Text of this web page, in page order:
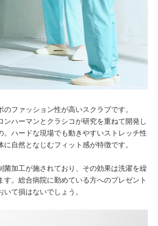
のファッション性が高いスクラブです。
ンハーマンとクラシコが研究を重ねて開発し
。ハードな現場でも動きやすいストレッチ性
に自然となじむフィット感が特徴です。
菌加工が施されており、その効果は洗濯を繰
す。総合病院に勤めている方へのプレゼント
て損はないでしょう。